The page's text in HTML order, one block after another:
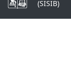
(SISIB)